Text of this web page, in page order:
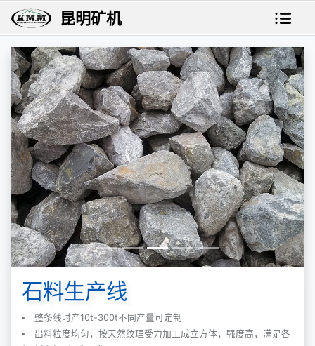
昆明矿机
石料生产线
整条线时产10t-300t不同产量可定制
出料粒度均匀，按天然纹理受力加工成立方体，强度高，满足各